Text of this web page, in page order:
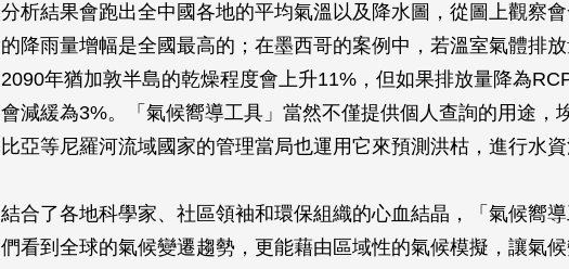
分析結果會跑出全中國各地的平均氣溫以及降水圖，從圖上觀察
的降雨量增幅是全國最高的；在墨西哥的案例中，若溫室氣體排
2090年猶加敦半島的乾燥程度會上升11%，但如果排放量降為
會減緩為3%。「氣候嚮導工具」當然不僅提供個人查詢的用途，
比亞等尼羅河流域國家的管理當局也運用它來預測洪枯，進行水資
結合了各地科學家、社區領袖和環保組織的心血結晶，「氣候嚮
們看到全球的氣候變遷趨勢，更能藉由區域性的氣候模擬，讓氣